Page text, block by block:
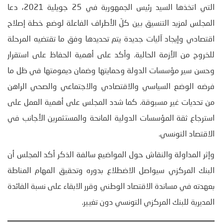
التي اتخذها السيد رئيس الجمهورية في 25 جويلية 2021، دعا
المجلس لمزيد التنسيق بين كلّ الأطراف الفاعلة لوضع خطة إصلاح
اقتصادي وإيجاد آليات جديدة يتم تحديدها وفق ما تقتضيه المرحلة
للخروج من الأزمة الحالية. وأكد على أهمية الحفاظ على استقرار
وحسن سير مؤسسات الدولة وحمايتها وضمان ديمومتها في ظل ما
فرضه الوضع السياسي والاقتصادي والاجتماعي والصحي الراهن
من تحديات غير مسبوقة. كما شدد المجلس على أهمية العمل على
استرجاع ثقة المؤسسات الدولية المانحة والمستثمرين الأجانب في
الاقتصاد التونسي.
وإثر المداولة والنقاش حول المواضيع سالفة الذكر أكد المجلس أن
البنك المركزي سيواصل الاضطلاع بدوره وتحقيق المهام المناطة
بعهدته في مساندة الاقتصاد الوطني وقرر الابقاء على نسبة الفائدة
المديرية للبنك المركزي التونسي دون تغيير.